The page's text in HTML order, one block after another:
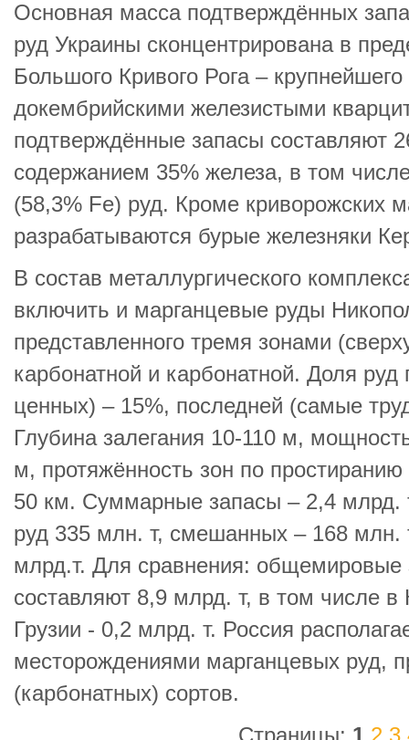
Основная масса подтверждённых
руд Украины сконцентрирована в
Большого Кривого Рога –
докембрийскими железистыми
подтверждённые запасы составляют
содержанием 35% железа, в том
(58,3% Fe) руд. Кроме криворожских
разрабатываются бурые железняки
В состав металлургического
включить и марганцевые руды
представленного тремя зонами
карбонатной и карбонатной. Доля
ценных) – 15%, последней (самые
Глубина залегания 10-110 м,
м, протяжённость зон по
50 км. Суммарные запасы – 2,4 млрд.
руд 335 млн. т, смешанных – 168 млн.
млрд.т. Для сравнения: общемировые
составляют 8,9 млрд. т, в том числе в
Грузии - 0,2 млрд. т. Россия
месторождениями марганцевых руд,
(карбонатных) сортов.